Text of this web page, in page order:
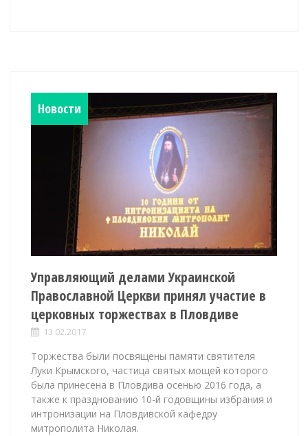
Новости
Управляющий делами Украинской
Православной Церкви принял участие в
церковных торжествах в Пловдиве
13.02.2017
Торжества были посвящены памяти святителя
Луки Крымского, частица святых мощей которого
была принесена в Пловдива осенью 2016 года, а
также к празднованию 10-й годовщины избрания и
интронизации на Пловдивской кафедру
митрополита Николая.